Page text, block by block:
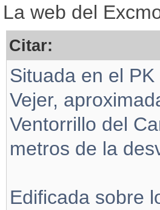
La web del
Citar:
Situada en el
Vejer,
Ventorrillo del
metros de la
Edificada sobre